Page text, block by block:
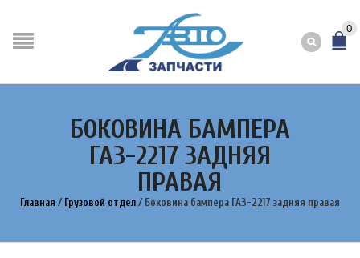
0
БОКОВИНА БАМПЕРА
ГАЗ-2217 ЗАДНЯЯ
ПРАВАЯ
Главная / Грузовой отдел / Боковина бампера ГАЗ-2217 задняя правая